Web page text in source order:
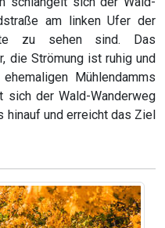
am linken Ufer der
zu sehen sind. Das
die Strömung ist ruhig und
Mühlendamms
sich der Wald-Wanderweg
und erreicht das Ziel